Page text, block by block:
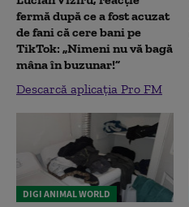
fermă după ce a fost acuzat
de fani că cere bani pe
TikTok: „Nimeni nu vă bagă
mâna în buzunar!”
Descarcă aplicația Pro FM
DIGI ANIMAL WORLD